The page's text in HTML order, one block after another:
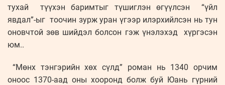
тухай түүхэн баримтыг түшиглэн өгүүлсэн “үйл
явдал”-ыг тоочин зурж уран үгээр илэрхийлсэн нь тун
оновчтой зөв шийдэл болсон гэж үнэлэхэд хүргэсэн
юм..
“Мөнх тэнгэрийн хөх сүлд” роман нь 1340 орчим
оноос 1370-аад оны хооронд болж буй Юань гүрний